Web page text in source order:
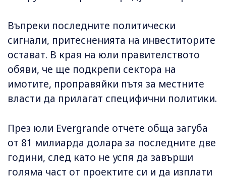
Въпреки последните политически
сигнали, притесненията на инвеститорите
остават. В края на юли правителството
обяви, че ще подкрепи сектора на
имотите, проправяйки пътя за местните
власти да прилагат специфични политики.
През юли Evergrande отчете обща загуба
от 81 милиарда долара за последните две
години, след като не успя да завърши
голяма част от проектите си и да изплати